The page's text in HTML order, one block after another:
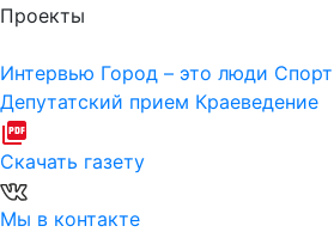
Проекты
Интервью Город – это люди Спорт
Депутатский прием Краеведение
Скачать газету
Мы в контакте